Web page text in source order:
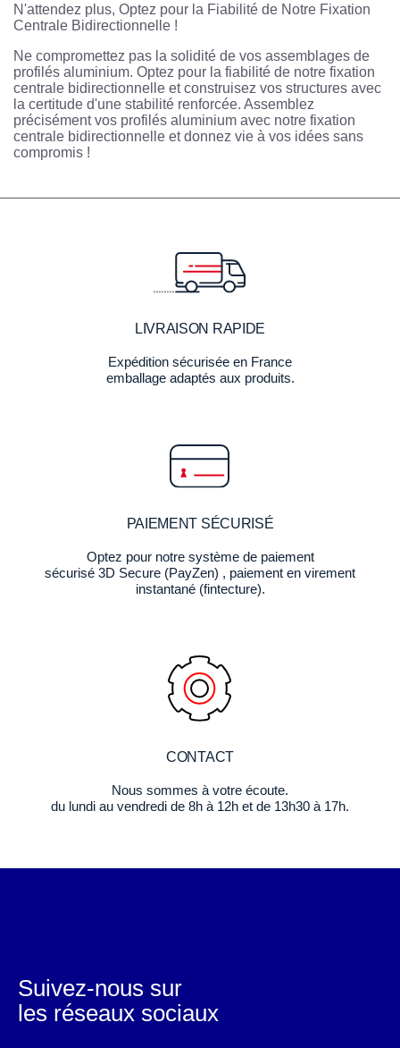
N'attendez plus, Optez pour la Fiabilité de Notre Fixation
Centrale Bidirectionnelle !
Ne compromettez pas la solidité de vos assemblages de
profilés aluminium. Optez pour la fiabilité de notre fixation
centrale bidirectionnelle et construisez vos structures avec
la certitude d'une stabilité renforcée. Assemblez
précisément vos profilés aluminium avec notre fixation
centrale bidirectionnelle et donnez vie à vos idées sans
compromis !
LIVRAISON RAPIDE
Expédition sécurisée en France
emballage adaptés aux produits.
PAIEMENT SÉCURISÉ
Optez pour notre système de paiement
sécurisé 3D Secure (PayZen) , paiement en virement
instantané (fintecture).
CONTACT
Nous sommes à votre écoute.
du lundi au vendredi de 8h à 12h et de 13h30 à 17h.
Suivez-nous sur
les réseaux sociaux